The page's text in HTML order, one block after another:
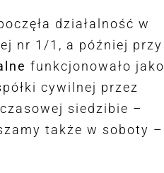
działalność w
nr 1/1, a później przy
funkcjonowało jako
cywilnej przez
siedzibie –
także w soboty –